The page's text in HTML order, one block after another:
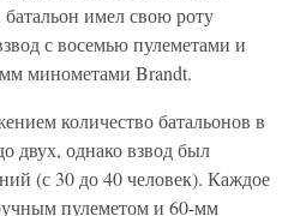
имел свою роту
с восемью пулеметами и
минометами Brandt.
количество батальонов в
двух, однако взвод был
(с 30 до 40 человек). Каждое
пулеметом и 60-мм